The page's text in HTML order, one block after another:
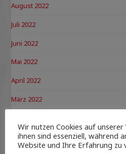
August 2022
Juli 2022
Juni 2022
Mai 2022
April 2022
März 2022
Dezember 2021
Wir nutzen Cookies auf unserer
ihnen sind essenziell, während
Website und Ihre Erfahrung zu